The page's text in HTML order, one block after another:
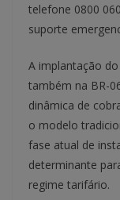
telefone 0800
suporte
A implantação
também na BR-
dinâmica de
o modelo
fase atual de
determinante
regime tarifário.